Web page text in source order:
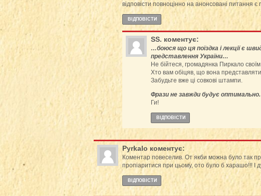
відповісти повноцінно на анонсовані питання є
ВІДПОВІCТИ
SS. коментує:
…боюся що ця поїздка і лекції є
представлення України…
Не бійтеся, громадянка Пиркало
Хто вам обіцяв, що вона
Забудьте вже ці совкові штампи.
Фрази не завжди будує оптимально.
Ги!
ВІДПОВІCТИ
Pyrkalo коментує:
Коментар повеселив. От якби можна було так
пропіаритися при цьому, ото було б харашо!!! І
ВІДПОВІCТИ